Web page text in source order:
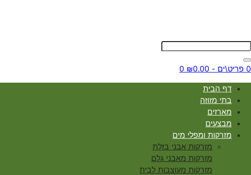
0 פריט\ים - ₪0.00 0
דף הבית
בתי מזוזה
מארזים
מבצעים
מזרקות ומפלי מים
מזרקות אבני בזלת
מזרקות מאבני גלם
מזרקות מעוצבות לבית